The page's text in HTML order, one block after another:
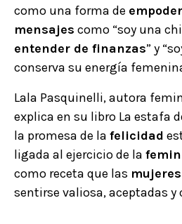
como una forma de
mensajes como “soy una
entender de finanzas” y
conserva su energía
Lala Pasquinelli, autora
explica en su libro La estafa
la promesa de la felicidad
ligada al ejercicio de la
como receta que las mujeres
sentirse valiosa, aceptadas y